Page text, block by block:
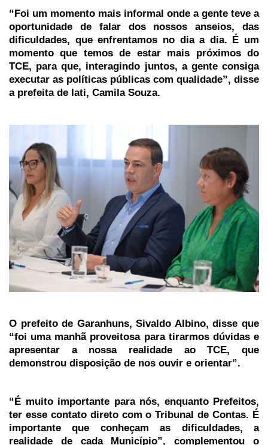
“Foi um momento mais informal onde a gente teve a
oportunidade de falar dos nossos anseios, das
dificuldades, que enfrentamos no dia a dia. É um
momento que temos de estar mais próximos do
TCE, para que, interagindo juntos, a gente consiga
executar as políticas públicas com qualidade”, disse
a prefeita de Iati, Camila Souza.
O prefeito de Garanhuns, Sivaldo Albino, disse que
“foi uma manhã proveitosa para tirarmos dúvidas e
apresentar a nossa realidade ao TCE, que
demonstrou disposição de nos ouvir e orientar”.
“É muito importante para nós, enquanto Prefeitos,
ter esse contato direto com o Tribunal de Contas. É
importante que conheçam as dificuldades, a
realidade de cada Município”, complementou o